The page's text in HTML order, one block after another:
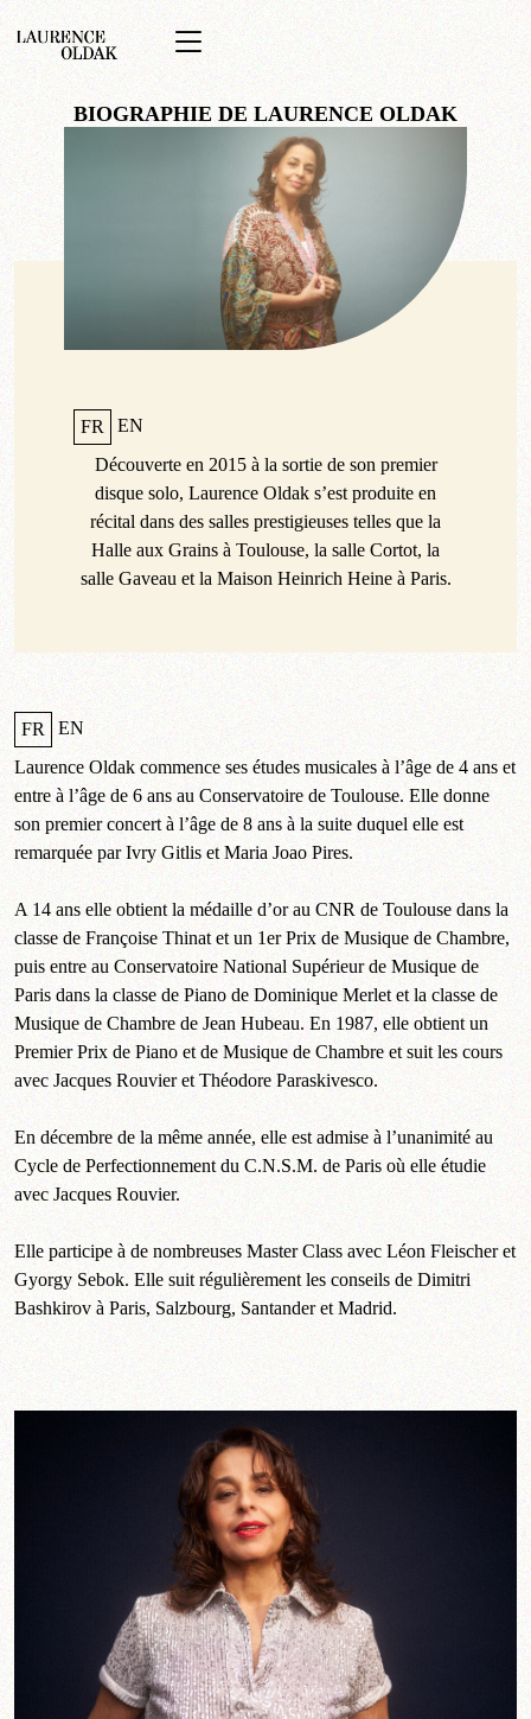
Skip
to
content
PORTRAIT
BIOGRAPHIE
MÉDIAS
ALBUMS
ACTUALITÉS
CONTACT
BIOGRAPHIE DE LAURENCE OLDAK
FR
EN
Découverte en 2015 à la sortie de son premier
disque solo, Laurence Oldak s’est produite en
récital dans des salles prestigieuses telles que la
Halle aux Grains à Toulouse, la salle Cortot, la
salle Gaveau et la Maison Heinrich Heine à Paris.
FR
EN
Laurence Oldak commence ses études musicales à l’âge de 4 ans et
entre à l’âge de 6 ans au Conservatoire de Toulouse. Elle donne
son premier concert à l’âge de 8 ans à la suite duquel elle est
remarquée par Ivry Gitlis et Maria Joao Pires.
A 14 ans elle obtient la médaille d’or au CNR de Toulouse dans la
classe de Françoise Thinat et un 1er Prix de Musique de Chambre,
puis entre au Conservatoire National Supérieur de Musique de
Paris dans la classe de Piano de Dominique Merlet et la classe de
Musique de Chambre de Jean Hubeau. En 1987, elle obtient un
Premier Prix de Piano et de Musique de Chambre et suit les cours
avec Jacques Rouvier et Théodore Paraskivesco.
En décembre de la même année, elle est admise à l’unanimité au
Cycle de Perfectionnement du C.N.S.M. de Paris où elle étudie
avec Jacques Rouvier.
Elle participe à de nombreuses Master Class avec Léon Fleischer et
Gyorgy Sebok. Elle suit régulièrement les conseils de Dimitri
Bashkirov à Paris, Salzbourg, Santander et Madrid.